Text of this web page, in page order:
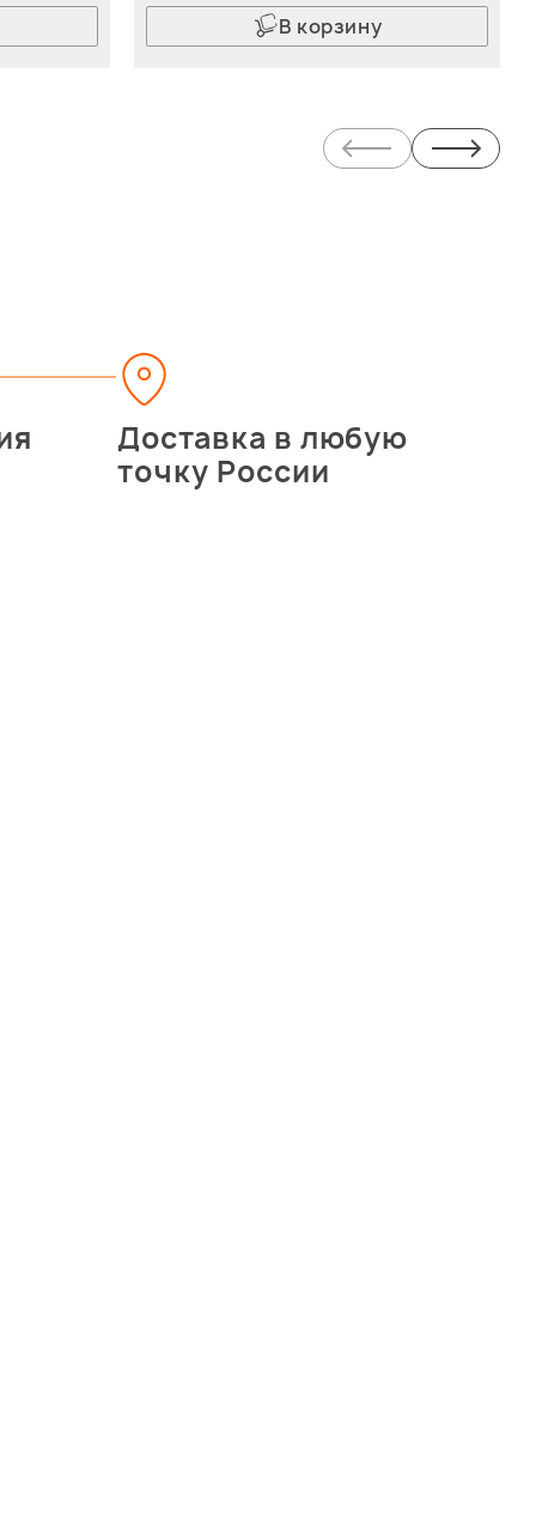
В корзину
Доставка в любую
точку России